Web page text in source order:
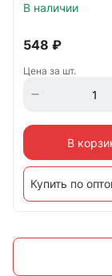
В наличии
548 ₽
Цена за шт.
В
Купить по